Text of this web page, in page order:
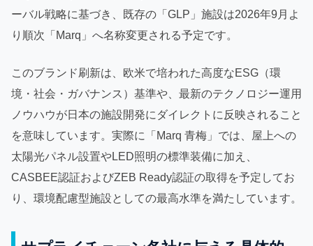
ーバル戦略に基づき、既存の「GLP」施設は2026年9月よ
り順次「Marq」へ名称変更される予定です。
このブランド刷新は、欧米で培われた高度なESG（環
境・社会・ガバナンス）基準や、最新のテクノロジー運用
ノウハウが日本の施設開発にダイレクトに反映されること
を意味しています。実際に「Marq 青梅」では、屋上への
太陽光パネル設置やLED照明の標準装備に加え、
CASBEE認証およびZEB Ready認証の取得を予定してお
り、環境配慮型施設としての最高水準を満たしています。